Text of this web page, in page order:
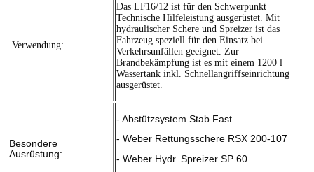
Verwendung:
Das LF16/12 ist für den Schwerpunkt
Technische Hilfeleistung ausgerüstet. Mit
hydraulischer Schere und Spreizer ist das
Fahrzeug speziell für den Einsatz bei
Verkehrsunfällen geeignet. Zur
Brandbekämpfung ist es mit einem 1200 l
Wassertank inkl. Schnellangriffseinrichtung
ausgerüstet.
Besondere
Ausrüstung:
- Abstützsystem Stab Fast
- Weber Rettungsschere RSX 200-107
- Weber Hydr. Spreizer SP 60